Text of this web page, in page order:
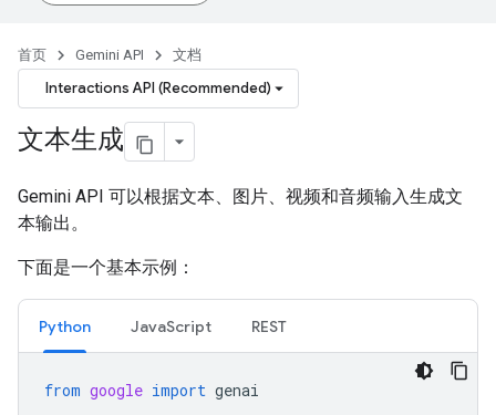
首页 Gemini API 文档
Interactions API (Recommended)
文本生成
Gemini API 可以根据文本、图片、视频和音频输入生成文
本输出。
下面是一个基本示例：
Python JavaScript REST
from google import genai